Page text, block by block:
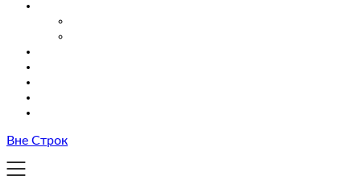
Вне Строк